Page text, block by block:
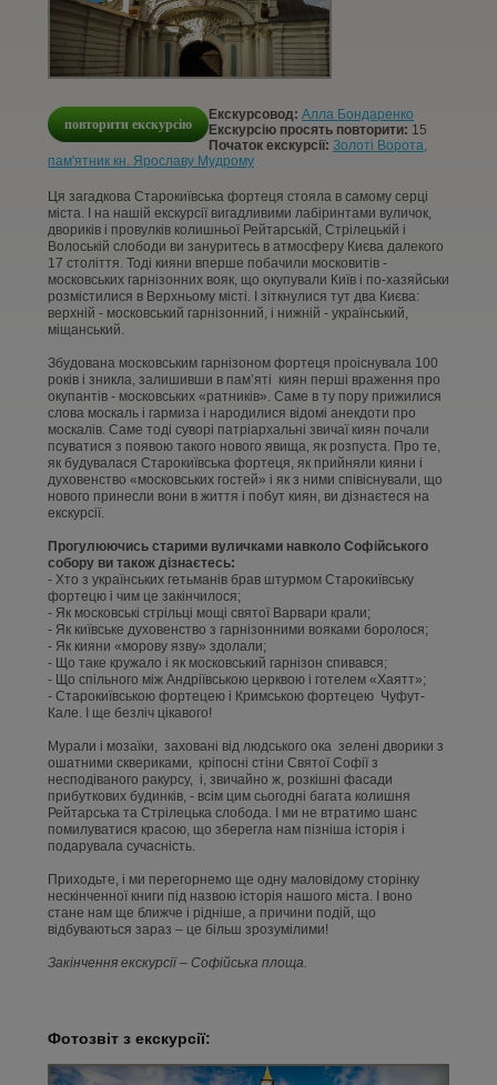
КОНТАКТИ
СТАТТІ
УВІЙТИ
повторити екскурсію
Екскурсовод: Алла Бондаренко
Екскурсію просять повторити: 15
Початок екскурсії: Золоті Ворота,
пам'ятник кн. Ярославу Мудрому
Ця загадкова Старокиївська фортеця стояла в самому серці
міста. І на нашій екскурсії вигадливими лабіринтами вуличок,
двориків і провулків колишньої Рейтарській, Стрілецькій і
Волоській слободи ви зануритесь в атмосферу Києва далекого
17 століття. Тоді кияни вперше побачили московитів -
московських гарнізонних вояк, що окупували Київ і по-хазяйськи
розмістилися в Верхньому місті. І зіткнулися тут два Києва:
верхній - московський гарнізонний, і нижній - український,
міщанський.
Збудована московським гарнізоном фортеця проіснувала 100
років і зникла, залишивши в пам’яті киян перші враження про
окупантів - московських «ратників». Саме в ту пору прижилися
слова москаль і гармиза і народилися відомі анекдоти про
москалів. Саме тоді суворі патріархальні звичаї киян почали
псуватися з появою такого нового явища, як розпуста. Про те,
як будувалася Старокиївська фортеця, як прийняли кияни і
духовенство «московських гостей» і як з ними співіснували, що
нового принесли вони в життя і побут киян, ви дізнаєтеся на
екскурсії.
Прогулюючись старими вуличками навколо Софійського
собору ви також дізнаєтесь:
- Хто з українських гетьманів брав штурмом Старокиївську
фортецю і чим це закінчилося;
- Як московські стрільці мощі святої Варвари крали;
- Як київське духовенство з гарнізонними вояками боролося;
- Як кияни «морову язву» здолали;
- Що таке кружало і як московський гарнізон спивався;
- Що спільного між Андріївською церквою і готелем «Хаятт»;
- Старокиївською фортецею і Кримською фортецею Чуфут-
Кале. І ще безліч цікавого!
Мурали і мозаїки, заховані від людського ока зелені дворики з
ошатними сквериками, кріпосні стіни Святої Софії з
несподіваного ракурсу, і, звичайно ж, розкішні фасади
прибуткових будинків, - всім цим сьогодні багата колишня
Рейтарська та Стрілецька слобода. І ми не втратимо шанс
помилуватися красою, що зберегла нам пізніша історія і
подарувала сучасність.
Приходьте, і ми перегорнемо ще одну маловідому сторінку
нескінченної книги під назвою історія нашого міста. І воно
стане нам ще ближче і рідніше, а причини подій, що
відбуваються зараз – це більш зрозумілими!
Закінчення екскурсії – Софійська площа.
Фотозвіт з екскурсії: